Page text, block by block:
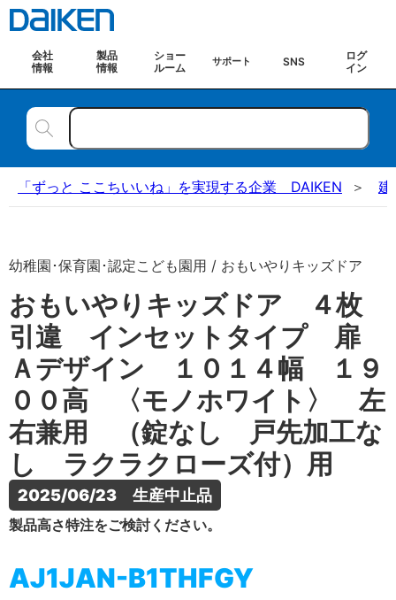
会社
情報
製品
情報
ショー
ルーム
サポート SNS
ログ
イン
「ずっと ここちいいね」を実現する企業 DAIKEN 建
幼稚園･保育園･認定こども園用 / おもいやりキッズドア
おもいやりキッズドア ４枚
引違 インセットタイプ 扉
Ａデザイン １０１４幅 １９
００高 〈モノホワイト〉 左
右兼用 （錠なし 戸先加工な
し ラクラクローズ付）用
2025/06/23　生産中止品
製品高さ特注をご検討ください。
AJ1JAN-B1THFGY